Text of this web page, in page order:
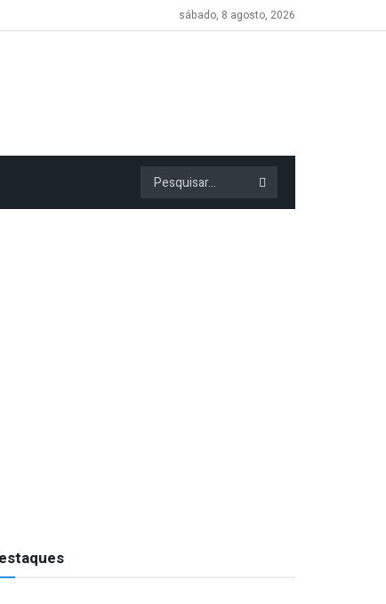
sábado, 8 agosto, 2026